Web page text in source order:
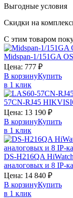
Выгодные условия
Скидки на
С этим товаром
Midspan-1/151GA
Цена: 777 ₽
В корзинуКупить
в 1 клик
57CN-RJ45
Цена: 13 190 ₽
В корзинуКупить
в 1 клик
DS-H216QA HiWatch
аналоговых и 8 IP-
Цена: 14 840 ₽
В корзинуКупить
в 1 клик